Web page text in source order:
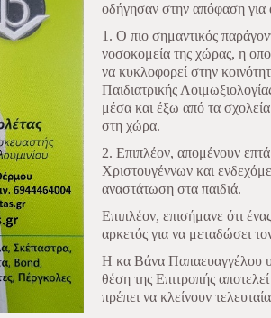
οδήγησαν στην απόφαση για
1. Ο πιο σημαντικός
νοσοκομεία της χώρας, η
να κυκλοφορεί στην
Παιδιατρικής
μέσα και έξω από τα
στη χώρα.
2. Επιπλέον, απομένουν
Χριστουγέννων και
αναστάτωση στα παιδιά.
Επιπλέον, επισήμανε ότι
αρκετός για να μεταδώσει
Η κα Βάνα Παπαευαγγέλου
θέση της Επιτροπής
πρέπει να κλείνουν